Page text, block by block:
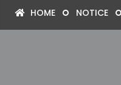
HOME NOTICE